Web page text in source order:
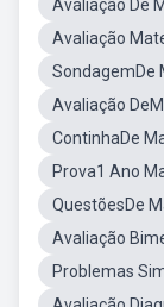
Avaliação De
Avaliação
SondagemDe
Avaliação
ContinhaDe
Prova1 Ano
QuestõesDe
Avaliação
Problemas